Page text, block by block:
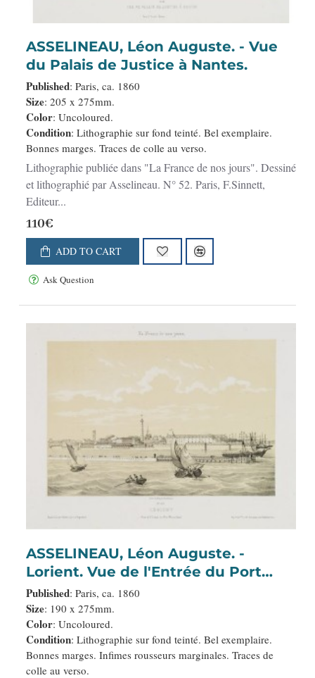
ASSELINEAU, Léon Auguste. - Vue
du Palais de Justice à Nantes.
Published: Paris, ca. 1860
Size: 205 x 275mm.
Color: Uncoloured.
Condition: Lithographie sur fond teinté. Bel exemplaire.
Bonnes marges. Traces de colle au verso.
Lithographie publiée dans "La France de nos jours". Dessiné
et lithographié par Asselineau. N° 52. Paris, F.Sinnett,
Editeur...
110€
ADD TO CART
Ask Question
ASSELINEAU, Léon Auguste. -
Lorient. Vue de l'Entrée du Port
Marchand.
Published: Paris, ca. 1860
Size: 190 x 275mm.
Color: Uncoloured.
Condition: Lithographie sur fond teinté. Bel exemplaire.
Bonnes marges. Infimes rousseurs marginales. Traces de
colle au verso.